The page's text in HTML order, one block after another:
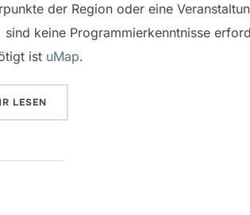
der Region oder eine
keine Programmierkenntnisse
ist uMap.
ÜBER „UMAP – EIGENE KARTEN MIT
LESEN